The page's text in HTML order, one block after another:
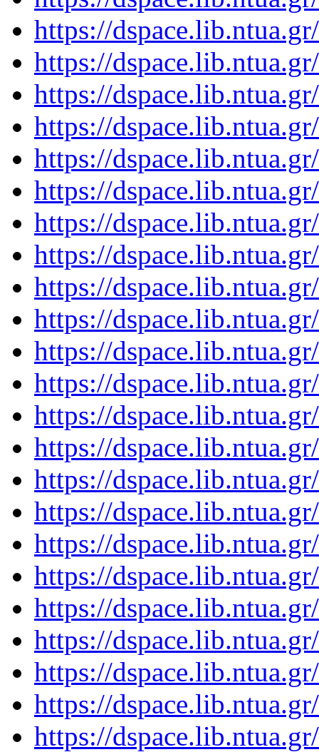
https://
https://
https://
https://
https://
https://
https://
https://
https://
https://
https://
https://
https://
https://
https://
https://
https://
https://
https://
https://
https://
https://
https://